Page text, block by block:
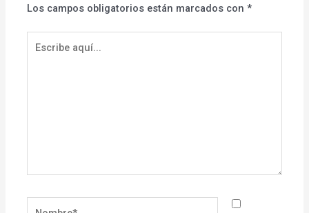
Los campos obligatorios están marcados con*
aquí...